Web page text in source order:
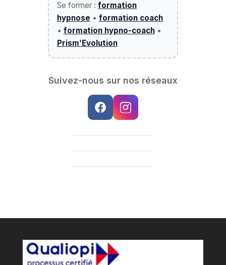
Se former : formation
hypnose • formation coach
• formation hypno-coach•
Prism’Evolution
Suivez-nous sur nos réseaux